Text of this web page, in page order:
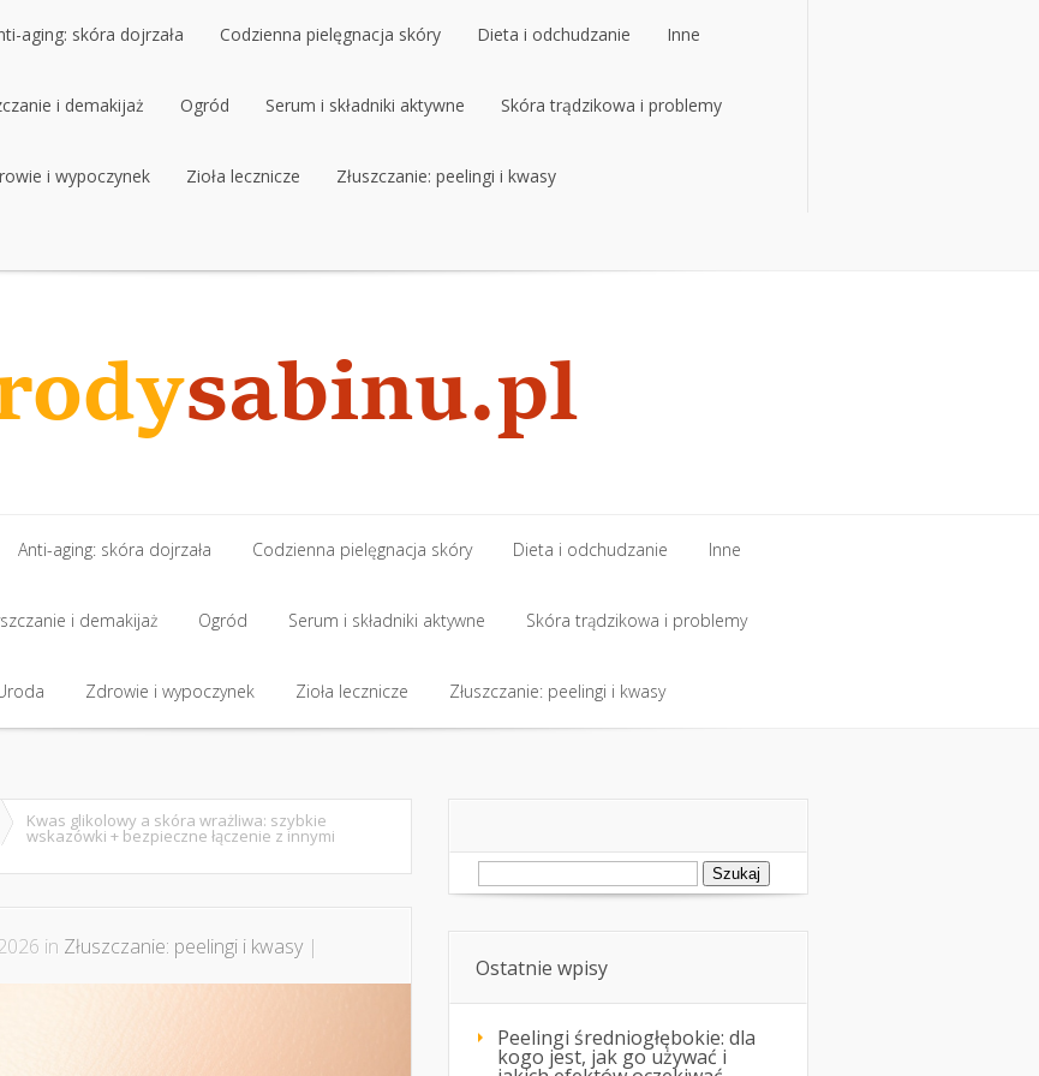
aging: skóra dojrzała
aging: skóra dojrzała
Codzienna pielęgnacja skóry
Codzienna pielęgnacja skóry
Dieta i odchudzanie
Dieta i odchudzanie
Inne
Inne
i demakijaż
i demakijaż
Ogród
Ogród
Serum i składniki aktywne
Serum i składniki aktywne
Skóra trądzikowa i problemy
Skóra trądzikowa i problemy
i wypoczynek Zioła lecznicze Złuszczanie: peelingi i kwasy
Anti-aging: skóra dojrzała
Anti-aging: skóra dojrzała
Codzienna pielęgnacja skóry
Codzienna pielęgnacja skóry
Dieta i odchudzanie
Dieta i odchudzanie
Inne
Inne
i demakijaż
i demakijaż
Ogród
Ogród
Serum i składniki aktywne
Serum i składniki aktywne
Skóra trądzikowa i problemy
Skóra trądzikowa i problemy
Zdrowie i wypoczynek Zioła lecznicze Złuszczanie: peelingi i kwasy
Kwas glikolowy a skóra wrażliwa: szybkie
wskazówki + bezpieczne łączenie z innymi
in Złuszczanie: peelingi i kwasy|
Szukaj:
Ostatnie wpisy
Peelingi średniogłębokie: dla
kogo jest, jak go używać i